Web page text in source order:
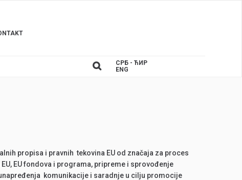
СРБ - ЋИР
ENG
propisa i pravnih tekovina EU od značaja za proces
EU fondova i programa, pripreme i sprovođenje
komunikacije i saradnje u cilju promocije